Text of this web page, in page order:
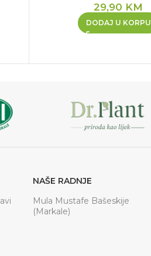
29,90 KM
DODAJ U KORPU
NAŠE RADNJE
Mula Mustafe Bašeskije
(Markale)